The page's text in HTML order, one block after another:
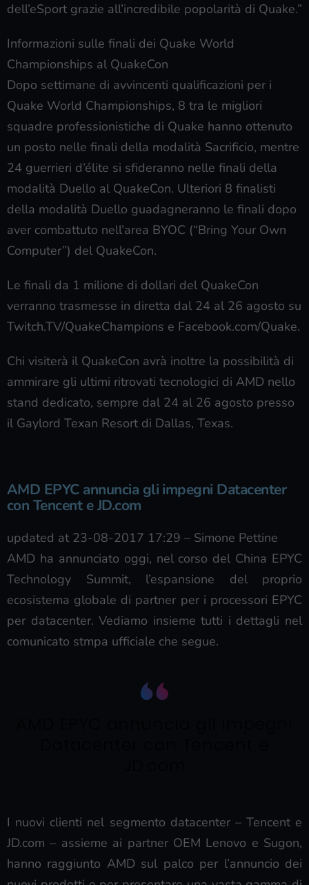
dell’eSport grazie all’incredibile popolarità di Quake.”
Informazioni sulle finali dei Quake World
Championships al QuakeCon
Dopo settimane di avvincenti qualificazioni per i
Quake World Championships, 8 tra le migliori
squadre professionistiche di Quake hanno ottenuto
un posto nelle finali della modalità Sacrificio, mentre
24 guerrieri d’élite si sfideranno nelle finali della
modalità Duello al QuakeCon. Ulteriori 8 finalisti
della modalità Duello guadagneranno le finali dopo
aver combattuto nell’area BYOC (“Bring Your Own
Computer”) del QuakeCon.
Le finali da 1 milione di dollari del QuakeCon
verranno trasmesse in diretta dal 24 al 26 agosto su
Twitch.TV/QuakeChampions e Facebook.com/Quake.
Chi visiterà il QuakeCon avrà inoltre la possibilità di
ammirare gli ultimi ritrovati tecnologici di AMD nello
stand dedicato, sempre dal 24 al 26 agosto presso
il Gaylord Texan Resort di Dallas, Texas.
AMD EPYC annuncia gli impegni Datacenter
con Tencent e JD.com
updated at 23-08-2017 17:29 – Simone Pettine
AMD ha annunciato oggi, nel corso del China EPYC
Technology Summit, l’espansione del proprio
ecosistema globale di partner per i processori EPYC
per datacenter. Vediamo insieme tutti i dettagli nel
comunicato stmpa ufficiale che segue.
I nuovi clienti nel segmento datacenter – Tencent e
JD.com – assieme ai partner OEM Lenovo e Sugon,
hanno raggiunto AMD sul palco per l’annuncio dei